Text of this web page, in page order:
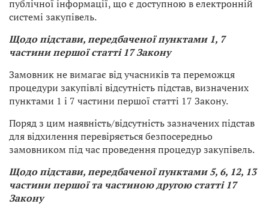
публічної інформації, що є доступною в електронній
системі закупівель.
Щодо підстави, передбаченої пунктами 1, 7
частини першої статті 17 Закону
Замовник не вимагає від учасників та переможця
процедури закупівлі відсутність підстав, визначених
пунктами 1 і 7 частини першої статті 17 Закону.
Поряд з цим наявність/відсутність зазначених підстав
для відхилення перевіряється безпосередньо
замовником під час проведення процедур закупівель.
Щодо підстави, передбаченої пунктами 5, 6, 12, 13
частини першої та частиною другою статті 17
Закону